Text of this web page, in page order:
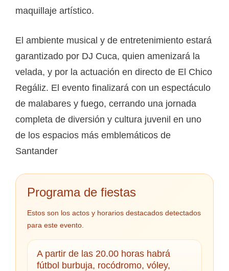
maquillaje artístico.
El ambiente musical y de entretenimiento estará
garantizado por DJ Cuca, quien amenizará la
velada, y por la actuación en directo de El Chico
Regáliz. El evento finalizará con un espectáculo
de malabares y fuego, cerrando una jornada
completa de diversión y cultura juvenil en uno
de los espacios más emblemáticos de
Santander
Programa de fiestas
Estos son los actos y horarios destacados detectados
para este evento.
A partir de las 20.00 horas habrá
fútbol burbuja, rocódromo, vóley,